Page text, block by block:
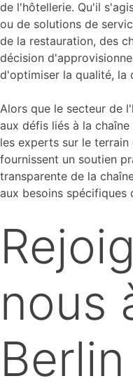
de l'hôtellerie. Qu'il
ou de solutions de
de la restauration, des
décision
d'optimiser la qualité, la
Alors que le secteur de
aux défis liés à la
les experts sur le
fournissent un soutien
transparente de la
aux besoins spécifiques
nous